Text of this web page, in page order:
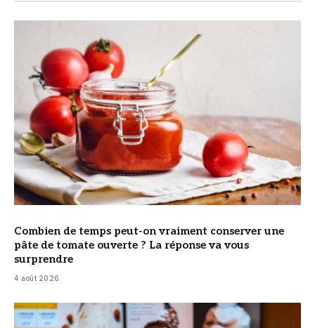
Combien de temps peut-on vraiment conserver une
pâte de tomate ouverte ? La réponse va vous
surprendre
4 août 2026
© Cyril Lignac